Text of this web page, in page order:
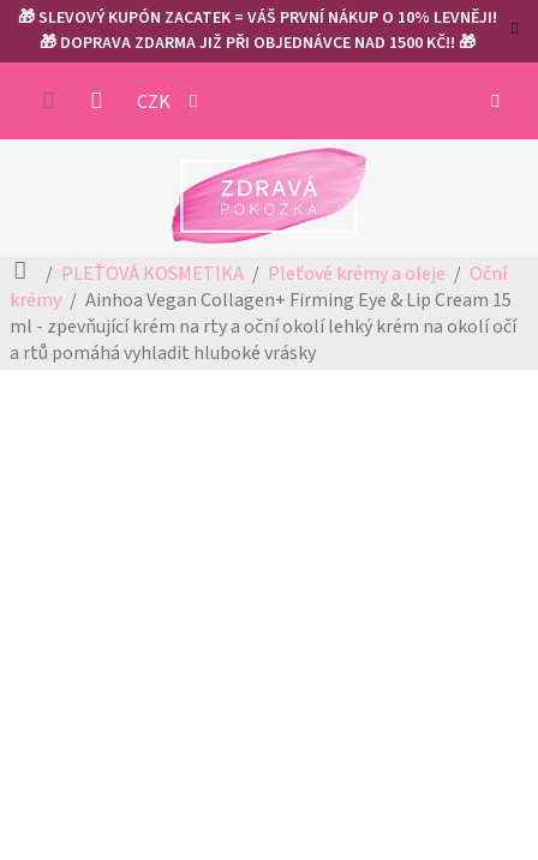
Přejít
obsah
🎁 SLEVOVÝ KUPÓN ZACATEK = VÁŠ PRVNÍ NÁKUP O 10% LEVNĚJI!
🎁 DOPRAVA ZDARMA JIŽ PŘI OBJEDNÁVCE NAD 1500 KČ!! 🎁
CZK
Domů
PLEŤOVÁ KOSMETIKA Pleťové krémy a oleje
Oční
krémy
Ainhoa Vegan Collagen+ Firming Eye & Lip Cream 15
ml - zpevňující krém na rty a oční okolílehký krém na okolí očí
a rtů pomáhá vyhladit hluboké vrásky